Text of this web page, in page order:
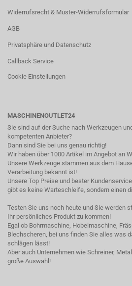
Widerrufsrecht & Muster-Widerrufsformular
AGB
Privatsphäre und Datenschutz
Callback Service
Cookie Einstellungen
MASCHINENOUTLET24
Sie sind auf der Suche nach Werkzeugen
kompetenten Anbieter?
Dann sind Sie bei uns genau richtig!
Wir haben über 1000 Artikel im Angebot an
Unsere Werkzeuge stammen aus dem
Verarbeitung bekannt ist!
Unsere Top Preise und bester
gibt es keine Warteschleife, sondern einen
Testen Sie uns noch heute und Sie werden
Ihr persönliches Produkt zu kommen!
Egal ob Bohrmaschine, Hobelmaschine,
Blechscheren, bei uns finden Sie alles was
schlägen lässt!
Aber auch Unternehmen wie Schreiner,
große Auswahl!